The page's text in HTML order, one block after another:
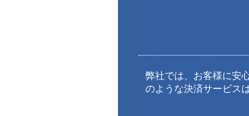
弊社では、お客様に安
のような決済サービス